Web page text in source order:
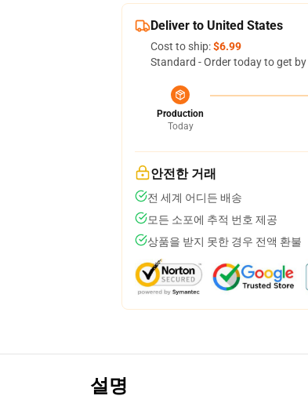
Deliver to United States
Cost to ship:$6.99
Standard - Order today to get by
Production
Today
안전한 거래
전 세계 어디든 배송
모든 소포에 추적 번호 제공
상품을 받지 못한 경우 전액 환불
설명